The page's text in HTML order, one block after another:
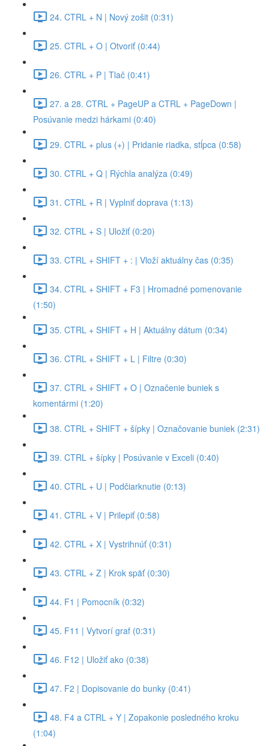
24. CTRL + N | Nový zošit (0:31)
25. CTRL + O | Otvoriť (0:44)
26. CTRL + P | Tlač (0:41)
27. a 28. CTRL + PageUP a CTRL + PageDown |
Posúvanie medzi hárkami (0:40)
29. CTRL + plus (+) | Pridanie riadka, stĺpca (0:58)
30. CTRL + Q | Rýchla analýza (0:49)
31. CTRL + R | Vyplniť doprava (1:13)
32. CTRL + S | Uložiť (0:20)
33. CTRL + SHIFT + : | Vloží aktuálny čas (0:35)
34. CTRL + SHIFT + F3 | Hromadné pomenovanie
(1:50)
35. CTRL + SHIFT + H | Aktuálny dátum (0:34)
36. CTRL + SHIFT + L | Filtre (0:30)
37. CTRL + SHIFT + O | Označenie buniek s
komentármi (1:20)
38. CTRL + SHIFT + šípky | Označovanie buniek (2:31)
39. CTRL + šípky | Posúvanie v Exceli (0:40)
40. CTRL + U | Podčiarknutie (0:13)
41. CTRL + V | Prilepiť (0:58)
42. CTRL + X | Vystrihnúť (0:31)
43. CTRL + Z | Krok späť (0:30)
44. F1 | Pomocník (0:32)
45. F11 | Vytvorí graf (0:31)
46. F12 | Uložiť ako (0:38)
47. F2 | Dopisovanie do bunky (0:41)
48. F4 a CTRL + Y | Zopakonie posledného kroku
(1:04)